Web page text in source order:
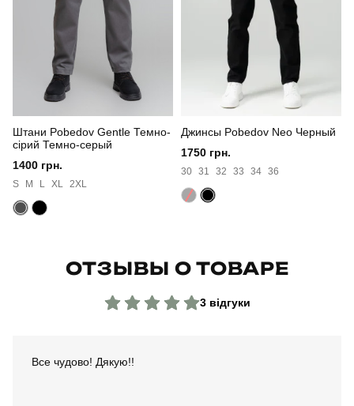
Склад тканини 65% поліестер, 25% акрил, 10% віскоза
Країна - виробник
Штани Pobedov Gentle Темно-
сірий Темно-серый
1400 грн.
S M L XL 2XL
Джинсы Pobedov Neo Черный
1750 грн.
30 31 32 33 34 36
ОТЗЫВЫ О ТОВАРЕ
3 відгуки
Все чудово! Дякую!!